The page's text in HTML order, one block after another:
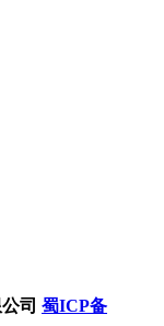
司 蜀ICP备